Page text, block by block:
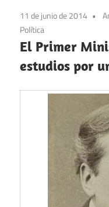
historia
11 de junio de 2014
Política
El Primer
estudios por